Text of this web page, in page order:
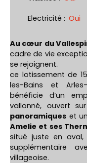
Electricité : Oui
Au cœur du
cadre de vie
se rejoignent.
ce lotissement de
les-Bains et
bénéficie d’un
vallonné, ouvert
panoramiques et
Amelie et ses
situé juste en
supplémentaire
villageoise.